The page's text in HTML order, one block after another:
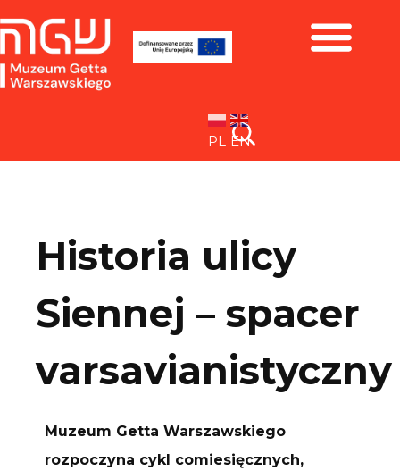
PL EN
Historia ulicy
Siennej – spacer
varsavianistyczny
Muzeum Getta Warszawskiego
rozpoczyna cykl comiesięcznych,